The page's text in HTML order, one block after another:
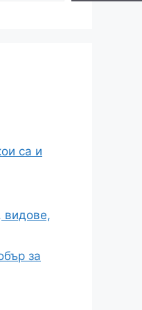
са и
видове,
за